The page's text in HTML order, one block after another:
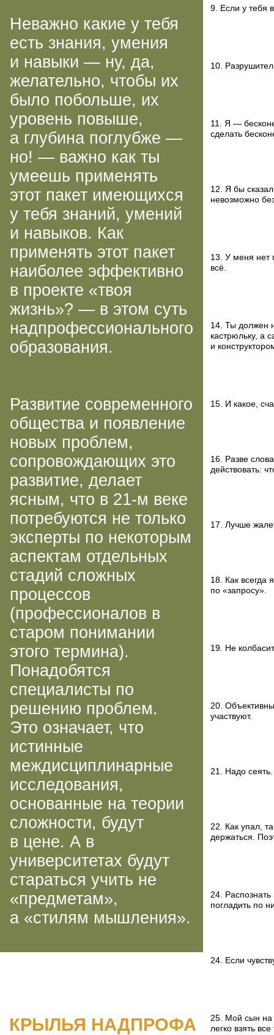
Неважно какие у тебя
есть знания, умения
и навыки — ну, да,
желательно, чтобы их
было побольше, их
уровень повыше,
а глубина поглубже —
но! — важно как ты
умеешь применять
этот пакет имеющихся
у тебя знаний, умений
и навыков. Как
применять этот пакет
наиболее эффективно
в проекте «твоя
жизнь»? — в этом суть
надпрофессионального
образования.
Развитие современного
общества и появление
новых проблем,
сопровождающих это
развитие, делает
ясным, что в 21-м веке
потребуются не только
эксперты по некоторым
аспектам отдельных
стадий сложных
процессов
(профессионалов в
старом понимании
этого термина).
Понадобятся
специалисты по
решению проблем.
Это означает, что
истинные
междисциплинарные
исследования,
основанные на теории
сложности, будут
в цене. А в
университетах будут
стараться учить не
«предметам»,
а «стилям мышления».
КРЫЛЬЯ НАДПРОФА
9. Если у тебя
10.
11. Я —
сделать
12. Я бы
невозможно
13. У меня нет
всё.
14. Ты должен
кастрюльку, а
и
15. И какое,
16. Разве
действовать:
17. Лучше
18. Как всегда
по «запросу».
19. Не
20.
участвуют.
21. Надо
22. Как упал,
держаться.
24.
погладить по
24. Если
25. Мой сын на
легко взять